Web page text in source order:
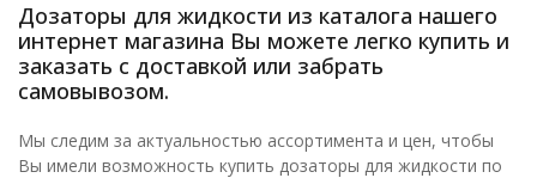
Дозаторы для жидкости из каталога нашего
интернет магазина Вы можете легко купить и
заказать с доставкой или забрать
самовывозом.
Мы следим за актуальностью ассортимента и цен, чтобы
Вы имели возможность купить дозаторы для жидкости по